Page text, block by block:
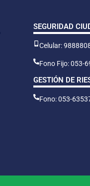
SEGURIDAD
Celular:
Fono Fijo: 053-
GESTIÓN DE
Fono: 053-